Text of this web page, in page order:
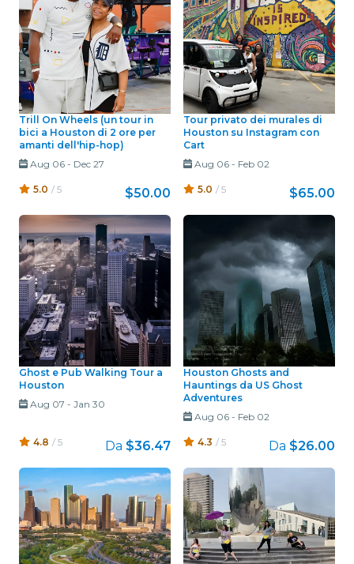
Trill On Wheels (un tour in
bici a Houston di 2 ore per
amanti dell'hip-hop)
Aug 06- Dec 27
5.0 / 5 $50.00
Tour privato dei murales di
Houston su Instagram con
Cart
Aug 06- Feb 02
5.0 / 5 $65.00
Ghost e Pub Walking Tour a
Houston
Aug 07 - Jan 30
4.8 / 5 Da $36.47
Houston Ghosts and
Hauntings da US Ghost
Adventures
Aug 06- Feb 02
4.3 / 5 Da $26.00